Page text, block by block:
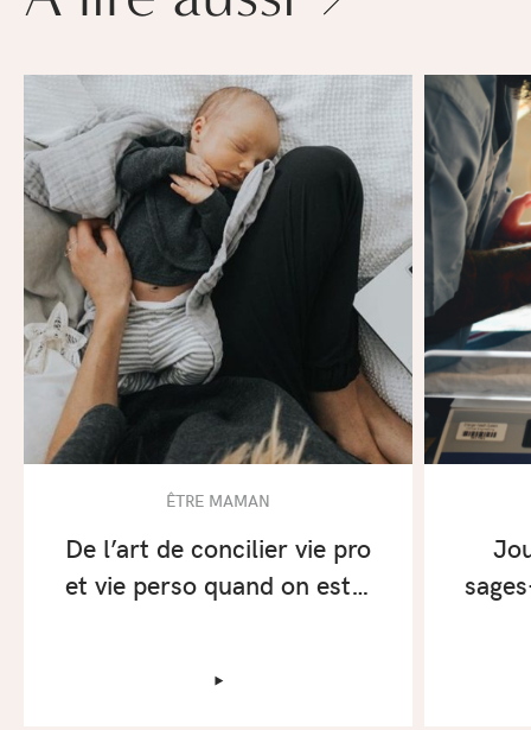
ÊTRE MAMAN
De l’art de concilier vie pro
et vie perso quand on est…
‣